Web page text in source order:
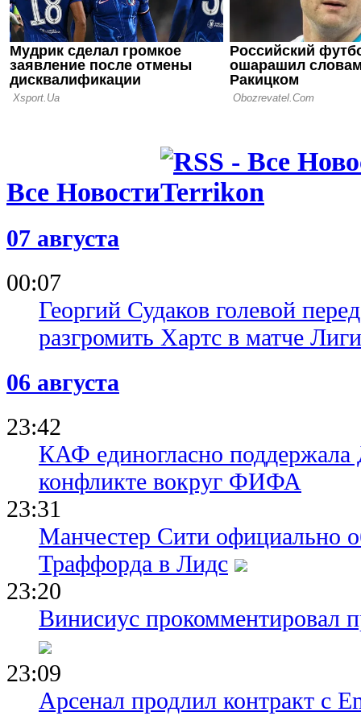
20.01.23 18:44
Вернидуб:
Кривбассе
ЧМ-2022
Все Новости
07 августа
00:07
Георгий Судаков голевой
разгромить Хартс в матче
06 августа
23:42
КАФ единогласно
конфликте вокруг ФИФА
23:31
Манчестер Сити официально
Траффорда в Лидс
23:20
Винисиус прокомментировал
23:09
Арсенал продлил контракт с